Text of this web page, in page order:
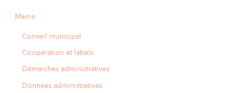
Mairie
Conseil municipal
Coopération et labels
Démarches administratives
Données administratives